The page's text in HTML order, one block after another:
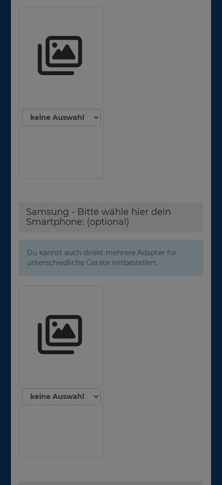
Samsung - Bitte wähle hier dein
Smartphone: (optional)
Du kannst auch direkt mehrere Adapter für
unterschiedliche Geräte mitbestellen.